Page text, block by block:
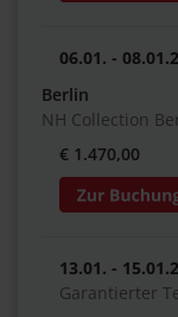
06.01. -
Berlin
NH Collection
€ 1.470,00
13.01. -
Garantierter